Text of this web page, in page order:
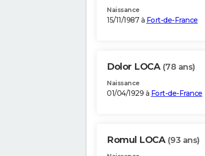
Naissance
15/11/1987 à Fort-de-France
Dolor LOCA (78 ans)
Naissance
01/04/1929 à Fort-de-France
Romul LOCA (93 ans)